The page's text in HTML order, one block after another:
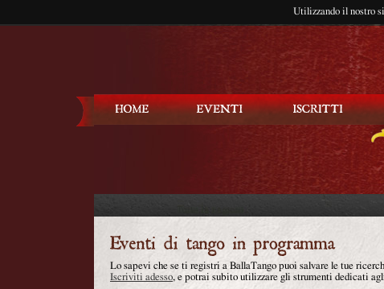
Utilizzando il nostro
Lo sapevi che se ti registri a BallaTango puoi salvare le tue
Iscriviti adesso, e potrai subito utilizzare gli strumenti dedicati